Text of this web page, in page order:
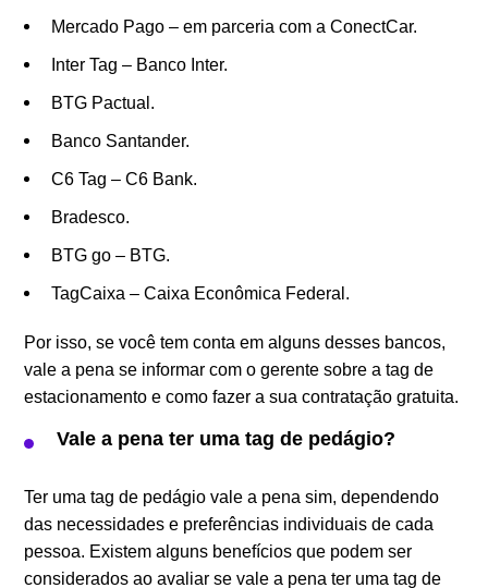
Mercado Pago – em parceria com a ConectCar.
Inter Tag – Banco Inter.
BTG Pactual.
Banco Santander.
C6 Tag – C6 Bank.
Bradesco.
BTG go – BTG.
TagCaixa – Caixa Econômica Federal.
Por isso, se você tem conta em alguns desses bancos,
vale a pena se informar com o gerente sobre a tag de
estacionamento e como fazer a sua contratação gratuita.
Vale a pena ter uma tag de pedágio?
Ter uma tag de pedágio vale a pena sim, dependendo
das necessidades e preferências individuais de cada
pessoa. Existem alguns benefícios que podem ser
considerados ao avaliar se vale a pena ter uma tag de